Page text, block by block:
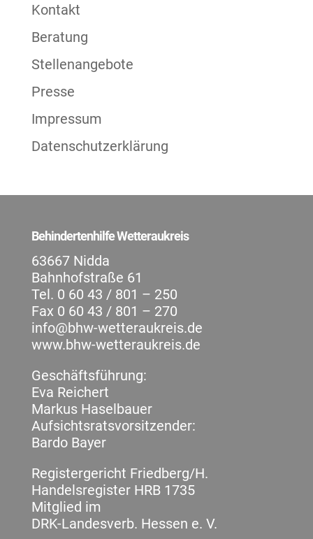
Kontakt
Beratung
Stellenangebote
Presse
Impressum
Datenschutzerklärung
Behindertenhilfe Wetteraukreis
63667 Nidda
Bahnhofstraße 61
Tel. 0 60 43 / 801 – 250
Fax 0 60 43 / 801 – 270
info@bhw-wetteraukreis.de
www.bhw-wetteraukreis.de
Geschäftsführung:
Eva Reichert
Markus Haselbauer
Aufsichtsratsvorsitzender:
Bardo Bayer
Registergericht Friedberg/H.
Handelsregister HRB 1735
Mitglied im
DRK-Landesverb. Hessen e. V.